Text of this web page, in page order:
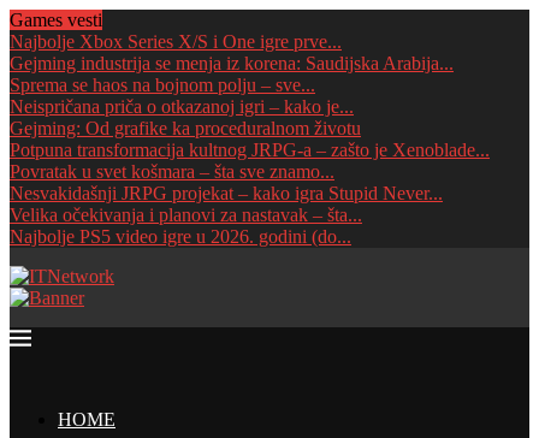
Games vesti
Najbolje Xbox Series X/S i One igre prve...
Gejming industrija se menja iz korena: Saudijska Arabija...
Sprema se haos na bojnom polju – sve...
Neispričana priča o otkazanoj igri – kako je...
Gejming: Od grafike ka proceduralnom životu
Potpuna transformacija kultnog JRPG-a – zašto je Xenoblade...
Povratak u svet košmara – šta sve znamo...
Nesvakidašnji JRPG projekat – kako igra Stupid Never...
Velika očekivanja i planovi za nastavak – šta...
Najbolje PS5 video igre u 2026. godini (do...
HOME